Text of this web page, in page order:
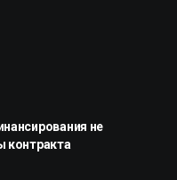
не
контракта